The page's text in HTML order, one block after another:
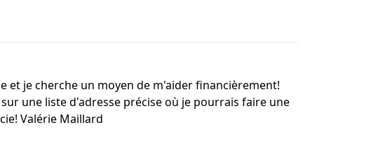
et je cherche un moyen de m'aider financièrement!
une liste d'adresse précise où je pourrais faire une
Valérie Maillard